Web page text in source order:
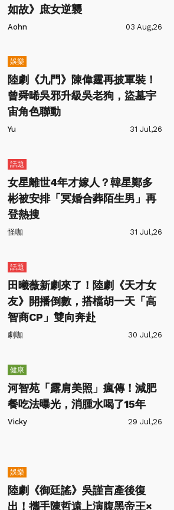
如故》庶女逆襲
Aohn 03 Aug,26
娛樂
陸劇《九門》陳偉霆再披軍裝！
曾舜晞吳邪升級吳老狗，盜墓宇
宙角色聯動
Yu 31 Jul,26
話題
女星離世4年才嫁人？韓星鄭多
彬被安排「冥婚合葬陌生男」再
登熱搜
怪咖 31 Jul,26
話題
田曦薇新劇來了！陸劇《天才女
友》開播倒數，搭檔胡一天「高
智商CP」雙向奔赴
劇咖 30 Jul,26
健康
河智苑「露肩美照」瘋傳！減肥
餐吃法曝光，消腫水喝了15年
Vicky 29 Jul,26
娛樂
陸劇《御廷謠》吳謹言產後復
出！攜手陳哲遠上演腹黑帝王×